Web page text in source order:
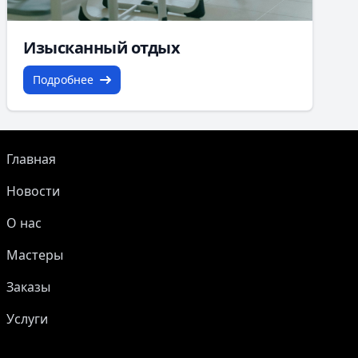
Изысканный отдых
Подробнее
Главная
Новости
О нас
Мастеры
Заказы
Услуги